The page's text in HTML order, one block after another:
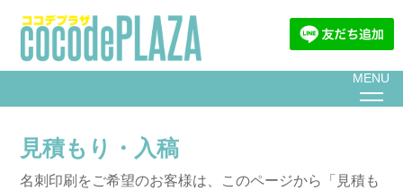
MENU
見積もり・入稿
名刺印刷をご希望のお客様は、このページから「見積も